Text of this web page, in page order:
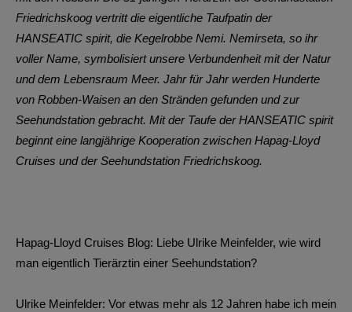
Friedrichskoog vertritt die eigentliche Taufpatin der
HANSEATIC spirit, die Kegelrobbe Nemi. Nemirseta, so ihr
voller Name, symbolisiert unsere Verbundenheit mit der Natur
und dem Lebensraum Meer. Jahr für Jahr werden Hunderte
von Robben-Waisen an den Stränden gefunden und zur
Seehundstation gebracht. Mit der Taufe der HANSEATIC spirit
beginnt eine langjährige Kooperation zwischen Hapag-Lloyd
Cruises und der Seehundstation Friedrichskoog.
Hapag-Lloyd Cruises Blog: Liebe Ulrike Meinfelder, wie wird
man eigentlich Tierärztin einer Seehundstation?
Ulrike Meinfelder: Vor etwas mehr als 12 Jahren habe ich mein